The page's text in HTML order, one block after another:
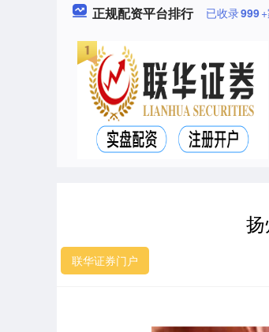
正规配资平台排行 已收录999
联华证券门户